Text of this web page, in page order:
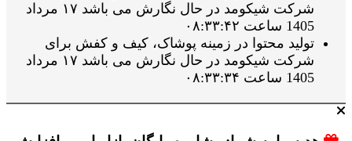
شرکت شیکومد در حال نگارش می باشد ۱۷ مرداد
1405 ساعت ۰۸:۳۳:۴۲
تولید محتوا در زمینه پوشاک، کیف و کفش برای
شرکت شیکومد در حال نگارش می باشد ۱۷ مرداد
1405 ساعت ۰۸:۳۳:۳۴